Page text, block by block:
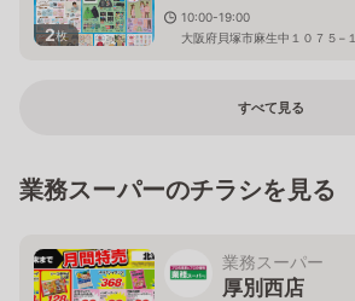
2枚
10:00-19:00
大阪府貝塚市麻生中１０７５−１
すべて見る
業務スーパーのチラシを見る
業務スーパー
厚別西店